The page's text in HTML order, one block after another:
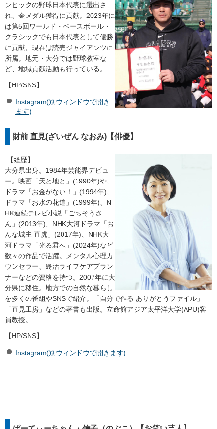
ンピックの野球日本代表に選出さ
れ、金メダル獲得に貢献。2023年に
は第5回ワールド・ベースボール・
クラシックでも日本代表として優勝
に貢献。現在は読売ジャイアンツに
所属。地元・大分では野球教室な
ど、地域貢献活動も行っている。
【HP/SNS】
Instagram(別ウィンドウで開き
ます)
財前 直見(ざいぜん なおみ)【俳優】
【経歴】
大分県出身。1984年芸能界デビュ
ー。映画「天と地と」(1990年)や、
ドラマ「お金がない！」(1994年)、
ドラマ「お水の花道」(1999年)、N
HK連続テレビ小説「ごちそうさ
ん」(2013年)、NHK大河ドラマ「お
んな城主 直虎」(2017年)、NHK大
河ドラマ「光る君へ」(2024年)など
数々の作品で活躍。メンタル心理カ
ウンセラー、終活ライフケアプラン
ナーなどの資格を持つ。2007年に大
分県に移住。地方での自然な暮らし
を多くの番組やSNSで紹介。「自分で作る ありがとうファイル」
「直見工房」などの著書も出版。立命館アジア太平洋大学(APU)客
員教授。
【HP/SNS】
Instagram(別ウィンドウで開きます)